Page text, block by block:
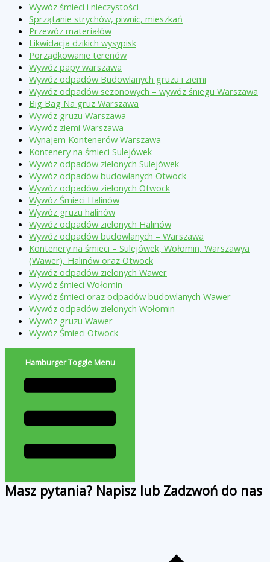
Wywóz śmieci i nieczystości
Sprzątanie strychów, piwnic, mieszkań
Przewóz materiałów
Likwidacja dzikich wysypisk
Porządkowanie terenów
Wywóz papy warszawa
Wywóz odpadów Budowlanych gruzu i ziemi
Wywóz odpadów sezonowych – wywóz śniegu Warszawa
Big Bag Na gruz Warszawa
Wywóz gruzu Warszawa
Wywóz ziemi Warszawa
Wynajem Kontenerów Warszawa
Kontenery na śmieci Sulejówek
Wywóz odpadów zielonych Sulejówek
Wywóz odpadów budowlanych Otwock
Wywóz odpadów zielonych Otwock
Wywóz Śmieci Halinów
Wywóz gruzu halinów
Wywóz odpadów zielonych Halinów
Wywóz odpadów budowlanych – Warszawa
Kontenery na śmieci – Sulejówek, Wołomin, Warszawya
(Wawer), Halinów oraz Otwock
Wywóz odpadów zielonych Wawer
Wywóz śmieci Wołomin
Wywóz śmieci oraz odpadów budowlanych Wawer
Wywóz odpadów zielonych Wołomin
Wywóz gruzu Wawer
Wywóz Śmieci Otwock
Hamburger Toggle Menu
Masz pytania? Napisz lub Zadzwoń do nas